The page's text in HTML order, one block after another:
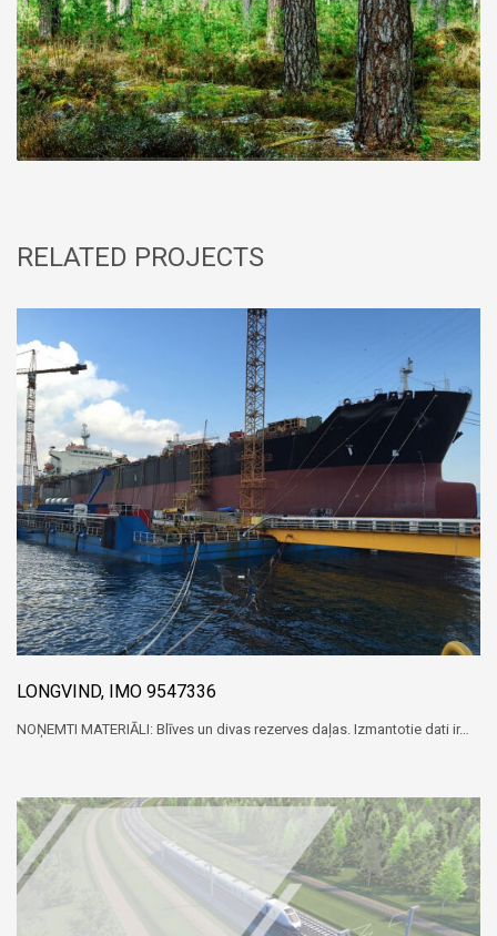
RELATED PROJECTS
LONGVIND, IMO 9547336
NOŅEMTI MATERIĀLI: Blīves un divas rezerves daļas. Izmantotie dati ir…